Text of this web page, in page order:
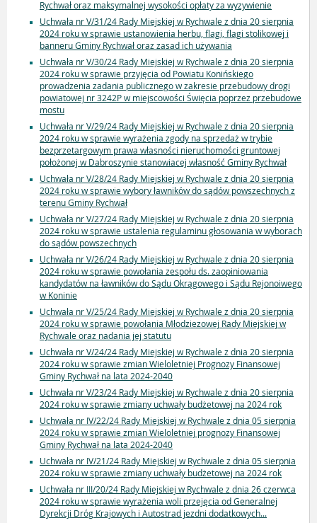
Rychwał oraz maksymalnej wysokości opłaty za wyzywienie
Uchwała nr V/31/24 Rady Miejskiej w Rychwale z dnia 20 sierpnia
2024 roku w sprawie ustanowienia herbu, flagi, flagi stolikowej i
banneru Gminy Rychwał oraz zasad ich używania
Uchwała nr V/30/24 Rady Miejskiej w Rychwale z dnia 20 sierpnia
2024 roku w sprawie przyjęcia od Powiatu Konińskiego
prowadzenia zadania publicznego w zakresie przebudowy drogi
powiatowej nr 3242P w miejscowości Święcia poprzez przebudowe
mostu
Uchwała nr V/29/24 Rady Miejskiej w Rychwale z dnia 20 sierpnia
2024 roku w sprawie wyrażenia zgody na sprzedaż w trybie
bezprzetargowym prawa własności nieruchomości gruntowej
położonej w Dabroszynie stanowiacej własność Gminy Rychwał
Uchwała nr V/28/24 Rady Miejskiej w Rychwale z dnia 20 sierpnia
2024 roku w sprawie wybory ławników do sądów powszechnych z
terenu Gminy Rychwał
Uchwała nr V/27/24 Rady Miejskiej w Rychwale z dnia 20 sierpnia
2024 roku w sprawie ustalenia regulaminu głosowania w wyborach
do sądów powszechnych
Uchwała nr V/26/24 Rady Miejskiej w Rychwale z dnia 20 sierpnia
2024 roku w sprawie powołania zespołu ds. zaopiniowania
kandydatów na ławników do Sądu Okrągowego i Sądu Rejonoiwego
w Koninie
Uchwała nr V/25/24 Rady Miejskiej w Rychwale z dnia 20 sierpnia
2024 roku w sprawie powołania Młodziezowej Rady Miejskiej w
Rychwale oraz nadania jej statutu
Uchwała nr V/24/24 Rady Miejskiej w Rychwale z dnia 20 sierpnia
2024 roku w sprawie zmian Wieloletniej Prognozy Finansowej
Gminy Rychwał na lata 2024-2040
Uchwała nr V/23/24 Rady Miejskiej w Rychwale z dnia 20 sierpnia
2024 roku w sprawie zmiany uchwały budżetowej na 2024 rok
Uchwała nr IV/22/24 Rady Miejskiej w Rychwale z dnia 05 sierpnia
2024 roku w sprawie zmian Wieloletniej prognozy Finansowej
Gminy Rychwał na lata 2024-2040
Uchwała nr IV/21/24 Rady Miejskiej w Rychwale z dnia 05 sierpnia
2024 roku w sprawie zmiany uchwały budżetowej na 2024 rok
Uchwała nr III/20/24 Rady Miejskiej w Rychwale z dnia 26 czerwca
2024 roku w sprawie wyrażenia woli przejęcia od Generalnej
Dyrekcji Dróg Krajowych i Autostrad jezdni dodatkowych...